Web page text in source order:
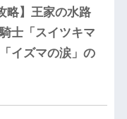
略】王家の水路
士「スイツキマ
イズマの涙」の